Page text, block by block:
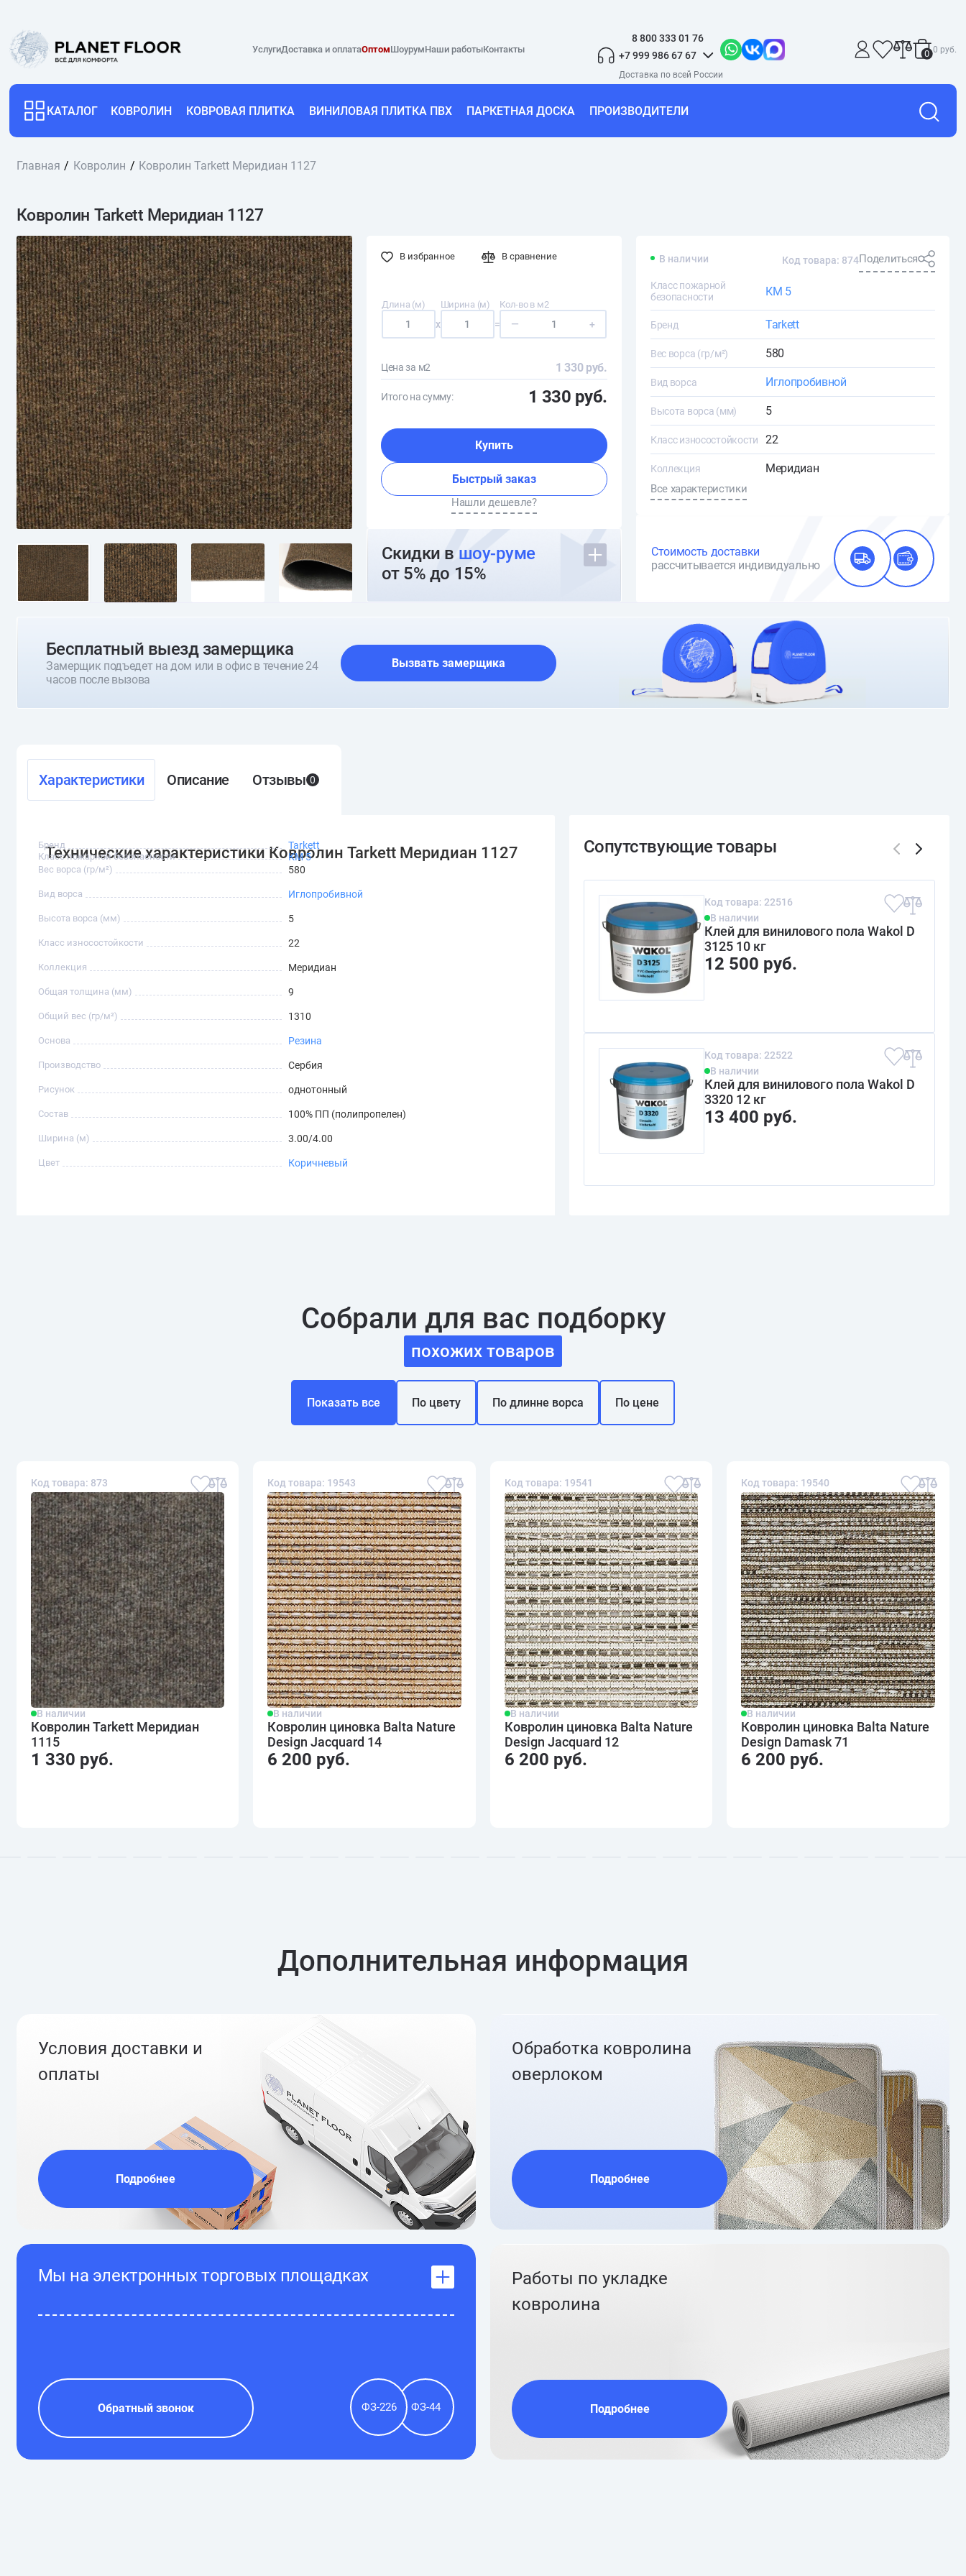
УслугиДоставка и оплатаОптомШоурумНаши работыКонтакты
8 800 333 01 76
+7 999 986 67 67
0 0 руб.
КАТАЛОГ КОВРОЛИН КОВРОВАЯ ПЛИТКА ВИНИЛОВАЯ ПЛИТКА ПВХ ПАРКЕТНАЯ ДОСКА ПРОИЗВОДИТЕЛИ
Главная Ковролин Ковролин Tarkett Меридиан 1127
Ковролин Tarkett Меридиан 1127
В избранное В сравнение
Длина (м)
x
Ширина (м)
=
Кол-во в м2
— +
Цена за м2 1 330 руб.
Итого на сумму: 1 330 руб.
Купить
Быстрый заказ
Нашли дешевле?
Скидки в шоу-руме
от 5% до 15%
В наличии Код товара: 874Поделиться
Класс пожарной
безопасности
КМ 5
Бренд Tarkett
Вес ворса (гр/м²) 580
Вид ворса Иглопробивной
Высота ворса (мм) 5
Класс износостойкости 22
Коллекция Меридиан
Все характеристики
Стоимость доставки
рассчитывается индивидуально
О доставке и оплате
Бесплатный выезд замерщика
Замерщик подъедет на дом или в офис в течение 24
часов после вызова
Вызвать замерщика
Характеристики Описание Отзывы 0
Технические характеристики Ковролин Tarkett Меридиан 1127
Класс пожарной безопасности КМ 5
Бренд Tarkett
Вес ворса (гр/м²) 580
Вид ворса Иглопробивной
Высота ворса (мм) 5
Класс износостойкости 22
Коллекция Меридиан
Общая толщина (мм) 9
Общий вес (гр/м²) 1310
Основа Резина
Производство Сербия
Рисунок однотонный
Состав 100% ПП (полипропелен)
Ширина (м) 3.00/4.00
Цвет Коричневый
Код товара: 22516
В наличии
Клей для винилового пола Wakol D
3125 10 кг
12 500 руб.
Код товара: 22522
В наличии
Клей для винилового пола Wakol D
3320 12 кг
13 400 руб.
Собрали для вас подборку
похожих товаров
Показать все По цвету По длинне ворса По цене
Код товара: 873
В наличии
Ковролин Tarkett Меридиан
1115
1 330 руб.
Код товара: 19543
В наличии
Ковролин циновка Balta Nature
Design Jacquard 14
6 200 руб.
Код товара: 19541
В наличии
Ковролин циновка Balta Nature
Design Jacquard 12
6 200 руб.
Код товара: 19540
В наличии
Ковролин циновка Balta Nature
Design Damask 71
6 200 руб.
Дополнительная информация
Условия доставки и
оплаты
Подробнее
Обработка ковролина
оверлоком
Подробнее
Мы на электронных торговых площадках
Обратный звонок ФЗ-226 ФЗ-44
Работы по укладке
ковролина
Подробнее